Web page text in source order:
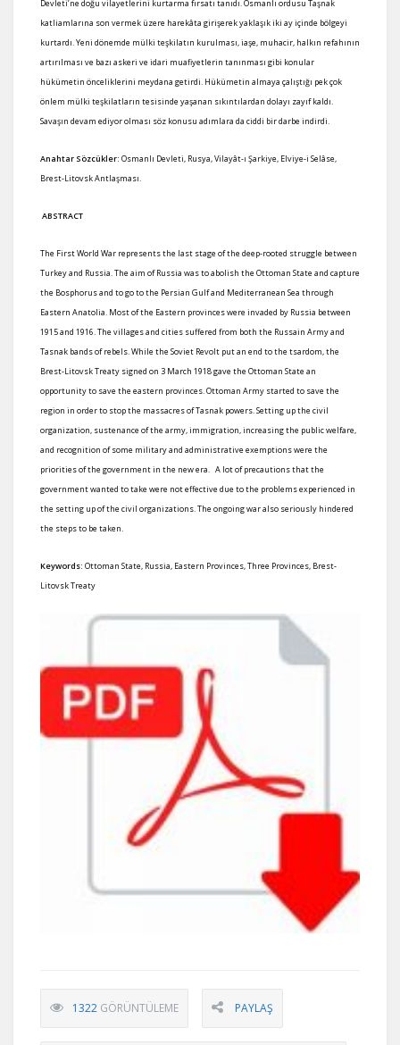
Devleti’ne doğu vilayetlerini kurtarma fırsatı tanıdı. Osmanlı ordusu Taşnak
katliamlarına son vermek üzere harekâta girişerek yaklaşık iki ay içinde bölgeyi
kurtardı. Yeni dönemde mülki teşkilatın kurulması, iaşe, muhacir, halkın refahının
artırılması ve bazı askeri ve idari muafiyetlerin tanınması gibi konular
hükümetin önceliklerini meydana getirdi. Hükümetin almaya çalıştığı pek çok
önlem mülki teşkilatların tesisinde yaşanan sıkıntılardan dolayı zayıf kaldı.
Savaşın devam ediyor olması söz konusu adımlara da ciddi bir darbe indirdi.
Anahtar Sözcükler: Osmanlı Devleti, Rusya, Vilayât-ı Şarkiye, Elviye-i Selâse,
Brest-Litovsk Antlaşması.
ABSTRACT
The First World War represents the last stage of the deep-rooted struggle between
Turkey and Russia. The aim of Russia was to abolish the Ottoman State and capture
the Bosphorus and to go to the Persian Gulf and Mediterranean Sea through
Eastern Anatolia. Most of the Eastern provinces were invaded by Russia between
1915 and 1916. The villages and cities suffered from both the Russain Army and
Tasnak bands of rebels. While the Soviet Revolt put an end to the tsardom, the
Brest-Litovsk Treaty signed on 3 March 1918 gave the Ottoman State an
opportunity to save the eastern provinces. Ottoman Army started to save the
region in order to stop the massacres of Tasnak powers. Setting up the civil
organization, sustenance of the army, immigration, increasing the public welfare,
and recognition of some military and administrative exemptions were the
priorities of the government in the new era. A lot of precautions that the
government wanted to take were not effective due to the problems experienced in
the setting up of the civil organizations. The ongoing war also seriously hindered
the steps to be taken.
Keywords: Ottoman State, Russia, Eastern Provinces, Three Provinces, Brest-
Litovsk Treaty
1322 GÖRÜNTÜLEME PAYLAŞ